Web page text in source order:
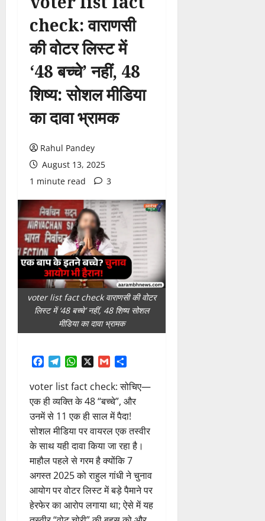
check: वाराणसी
की वोटर लिस्ट में
‘48 बच्चे’ नहीं, 48
शिष्य: सोशल मीडिया
का दावा भ्रामक
Rahul Pandey
August 13, 2025
1 minute read
3
voter list fact check वाराणसी की वोटर
लिस्ट में ‘48 बच्चे’ नहीं, 48 शिष्य सोशल
मीडिया का दावा भ्रामक
Facebook
TelegramWhatsAppGmail
voter list fact check: सोचिए—
एक ही व्यक्ति के 48 “बच्चे”, और
उनमें से 11 एक ही साल में पैदा!
सोशल मीडिया पर वायरल एक तस्वीर
के साथ यही दावा किया जा रहा है।
माहौल पहले से गरम है क्योंकि 7
अगस्त 2025 को राहुल गांधी ने चुनाव
आयोग पर वोटर लिस्ट में बड़े पैमाने पर
हेरफेर का आरोप लगाया था; ऐसे में यह